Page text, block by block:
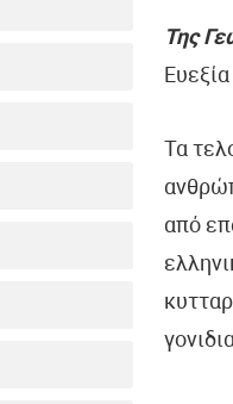
Της
Ευεξία
Τα
από